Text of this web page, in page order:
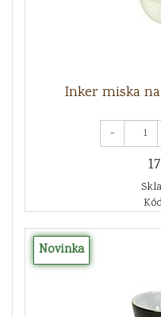
Inker miska
-
Novinka